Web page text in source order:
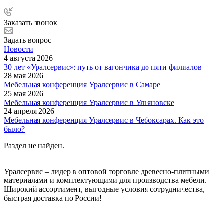
Заказать звонок
Задать вопрос
Новости
4 августа 2026
30 лет «Уралсервис»: путь от вагончика до пяти филиалов
28 мая 2026
Мебельная конференция Уралсервис в Самаре
25 мая 2026
Мебельная конференция Уралсервис в Ульяновске
24 апреля 2026
Мебельная конференция Уралсервис в Чебоксарах. Как это
было?
Раздел не найден.
Уралсервис – лидер в оптовой торговле древесно-плитными
материалами и комплектующими для производства мебели.
Широкий ассортимент, выгодные условия сотрудничества,
быстрая доставка по России!